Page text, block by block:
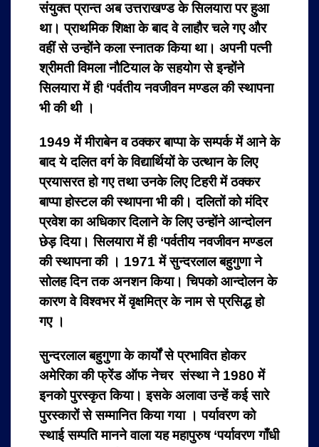
संयुक्त प्रान्त अब उत्तराखण्ड के सिलयारा पर हुआ
था। प्राथमिक शिक्षा के बाद वे लाहौर चले गए और
वहीं से उन्होंने कला स्नातक किया था। अपनी पत्नी
श्रीमती विमला नौटियाल के सहयोग से इन्होंने
सिलयारा में ही ‘पर्वतीय नवजीवन मण्डल की स्थापना
भी की थी ।
1949 में मीराबेन व ठक्कर बाप्पा के सम्पर्क में आने के
बाद ये दलित वर्ग के विद्यार्थियों के उत्थान के लिए
प्रयासरत हो गए तथा उनके लिए टिहरी में ठक्कर
बाप्पा होस्टल की स्थापना भी की। दलितों को मंदिर
प्रवेश का अधिकार दिलाने के लिए उन्होंने आन्दोलन
छेड़ दिया। सिलयारा में ही ‘पर्वतीय नवजीवन मण्डल
की स्थापना की । 1971 में सुन्दरलाल बहुगुणा ने
सोलह दिन तक अनशन किया। चिपको आन्दोलन के
कारण वे विश्वभर में वृक्षमित्र के नाम से प्रसिद्ध हो
गए ।
सुन्दरलाल बहुगुणा के कार्यों से प्रभावित होकर
अमेरिका की फ्रेंड ऑफ नेचर संस्था ने 1980 में
इनको पुरस्कृत किया। इसके अलावा उन्हें कई सारे
पुरस्कारों से सम्मानित किया गया । पर्यावरण को
स्थाई सम्पति मानने वाला यह महापुरुष ‘पर्यावरण गाँधी